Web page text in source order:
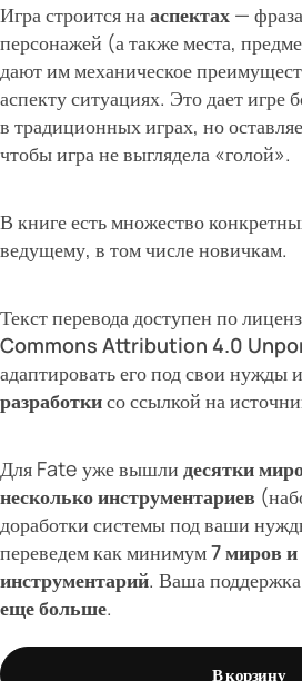
Игра строится нааспектах —
персонажей (а также места,
дают им механическое
аспекту ситуациях. Это дает игре
в традиционных играх, но
чтобы игра не выглядела «голой».
В книге есть множество
ведущему, в том числе новичкам.
Текст перевода доступен по
Commons Attribution 4.0
адаптировать его под свои нужды
разработкисо ссылкой на
Для Fate уже вышли десятки
несколько инструментариев
доработки системы под ваши
переведем как минимум7 миров
инструментарий. Ваша поддержка
еще больше.
В корзину